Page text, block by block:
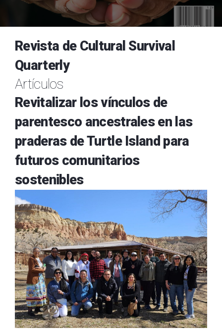
Revista de Cultural Survival
Quarterly
Artículos
Revitalizar los vínculos de
parentesco ancestrales en las
praderas de Turtle Island para
futuros comunitarios
sostenibles